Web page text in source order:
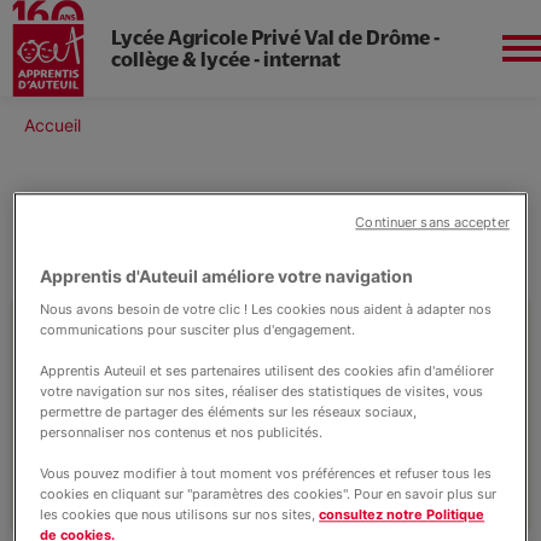
Lycée Agricole Privé Val de Drôme -
collège & lycée - internat
Notre lycée
Nos formations
L'internat
Fil
Accueil
Retrouvez ici toutes les informations
pratiques pour organiser votre visite en
toute simplicité : Contacts, tarifs,
inscriptions, accès, et bien plus encore.
Apprentis d'Auteuil améliore votre navigation
Nous avons besoin de votre clic ! Les cookies nous aident à adapter nos
communications pour susciter plus d'engagement.
Apprentis Auteuil et ses partenaires utilisent des cookies afin d'améliorer
votre navigation sur nos sites, réaliser des statistiques de visites, vous
permettre de partager des éléments sur les réseaux sociaux,
personnaliser nos contenus et nos publicités.
Vous pouvez modifier à tout moment vos préférences et refuser tous les
cookies en cliquant sur "paramètres des cookies". Pour en savoir plus sur
les cookies que nous utilisons sur nos sites,consultez notre Politique
de cookies.
Continuer sans accepter